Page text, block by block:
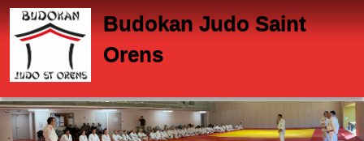
Budokan Judo Saint
Orens
Panneau de gestion des cookies